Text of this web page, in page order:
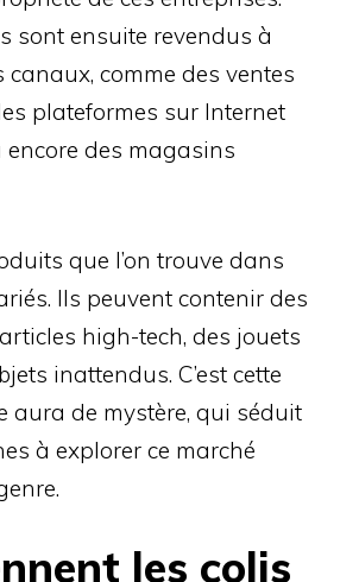
sont ensuite revendus à
comme des ventes
plateformes sur Internet
encore des magasins
que l’on trouve dans
Ils peuvent contenir des
high-tech, des jouets
inattendus. C’est cette
aura de mystère, qui séduit
à explorer ce marché
les colis